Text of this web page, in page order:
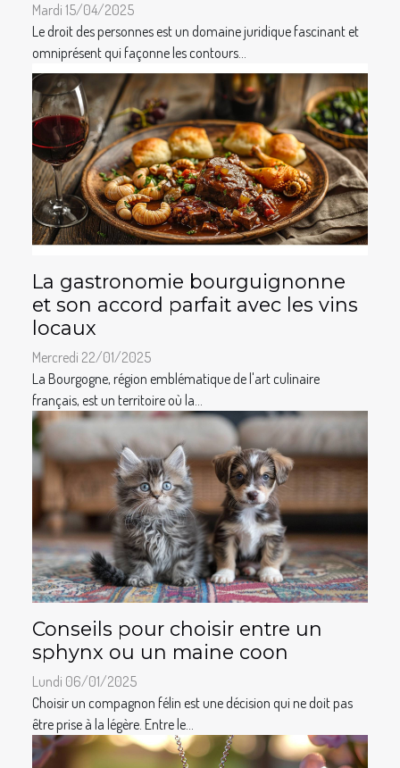
Mardi 15/04/2025
Le droit des personnes est un domaine juridique fascinant et
omniprésent qui façonne les contours...
La gastronomie bourguignonne
et son accord parfait avec les vins
locaux
Mercredi 22/01/2025
La Bourgogne, région emblématique de l'art culinaire
français, est un territoire où la...
Conseils pour choisir entre un
sphynx ou un maine coon
Lundi 06/01/2025
Choisir un compagnon félin est une décision qui ne doit pas
être prise à la légère. Entre le...